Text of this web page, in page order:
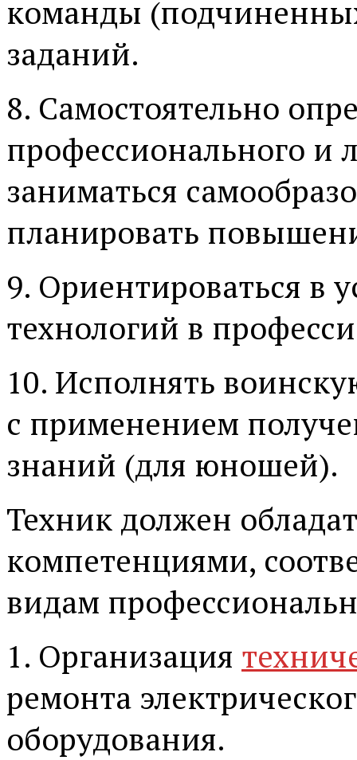
команды
заданий.
8. Самостоятельно
профессионального и
заниматься
планировать
9. Ориентироваться в
технологий в
10. Исполнять
с применением
знаний (для юношей).
Техник должен
компетенциями,
видам
1. Организация
ремонта
оборудования.